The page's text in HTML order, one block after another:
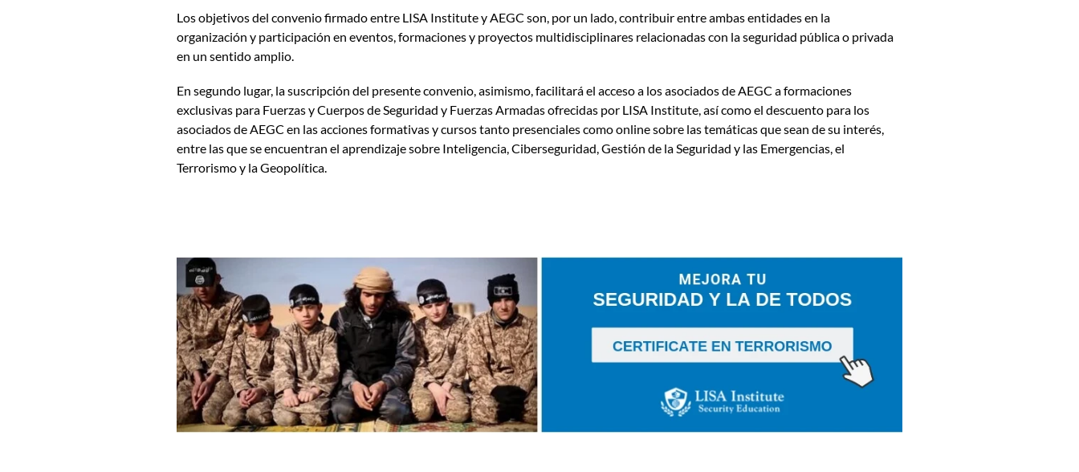
Los objetivos del convenio firmado entre LISA Institute y AEGC son, por un lado,contribuir entre ambas entidades en la
organización y participación en eventos, formaciones y proyectos multidisciplinares relacionadas con la seguridad pública o privada
en un sentido amplio
En segundo lugar, la suscripción del presente convenio, asimismo,facilitará el acceso a los asociados de AEGC a formaciones
exclusivas para Fuerzas y Cuerpos de Seguridad y Fuerzas Armadas ofrecidas por LISA Institute, así como eldescuento para los
asociados de AEGC en las acciones formativas y cursos tanto presenciales como online sobre las temáticas que sean de su interés,
entre las que se encuentran el aprendizaje sobre Inteligencia, Ciberseguridad, Gestión de la Seguridad y las Emergencias, el
Terrorismo y la Geopolítica.